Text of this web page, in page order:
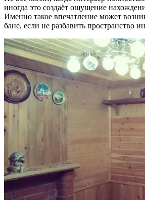
иногда это создаёт ощущение
Именно такое впечатление может
бане, если не разбавить пространство